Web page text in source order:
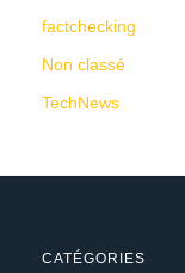
factchecking
Non classé
TechNews
CATÉGORIES